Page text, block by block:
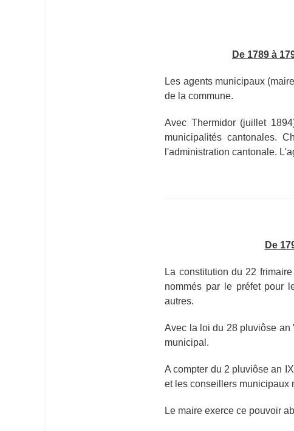
De 1789 à
Les agents municipaux
de la commune.
Avec Thermidor (juillet
municipalités cantonales.
l'administration cantonale.
De
La constitution du 22
nommés par le préfet pour
autres.
Avec la loi du 28 pluviôse an
municipal.
A compter du 2 pluviôse an
et les conseillers municipaux
Le maire exerce ce pouvoir